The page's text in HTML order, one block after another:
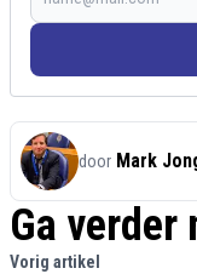
door Mark
Ga verder
Vorig artikel